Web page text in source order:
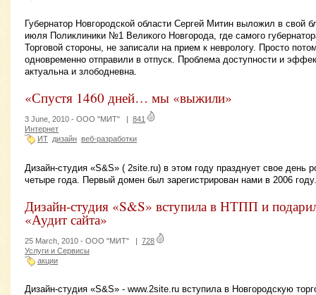
Губернатор Новгородской области Сергей Митин выложил в свой
июля Поликлиники №1 Великого Новгорода, где самого
Торговой стороны, не записали на прием к неврологу. Просто
одновременно отправили в отпуск. Проблема доступности и
актуальна и злободневна.
«Спустя 1460 дней… мы «выжили»
3 June, 2010 - ООО "МИТ" | 841
Интернет
ИТ дизайн веб-разработки
Дизайн-студия «S&S» ( 2site.ru) в этом году празднует свое день
четыре года. Первый домен был зарегистрирован нами в 2006 году.
Дизайн-студия «S&S» вступила в НТПП и
«Аудит сайта»
25 March, 2010 - ООО "МИТ" | 728
Услуги и Сервисы
акции
Дизайн-студия «S&S» - www.2site.ru вступила в Новгородскую